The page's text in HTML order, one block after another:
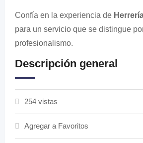
Confía en la experiencia de
para un servicio que se distingue
profesionalismo.
Descripción general
254 vistas
Agregar a Favoritos